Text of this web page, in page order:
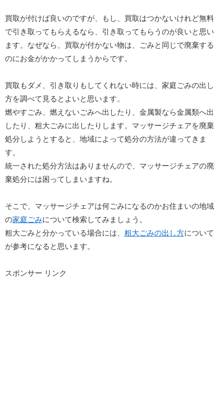
買取が付けば良いのですが、もし、買取はつかないけれど無料
で引き取ってもらえるなら、引き取ってもらうのが良いと思い
ます。なぜなら、買取が付かない物は、ごみと同じで廃棄する
のにお金がかかってしまうからです。
買取もダメ、引き取りもしてくれない時には、家庭ごみの出し
方を調べて見るとよいと思います。
燃やすごみ、燃えないごみへ出したり、金属製なら金属類へ出
したり、粗大ごみに出したりします。マッサージチェアを廃棄
処分しようとすると、地域によって処分の方法が違ってきま
す。
統一された処分方法はありませんので、マッサージチェアの廃
棄処分には困ってしまいますね。
そこで、マッサージチェアは何ごみになるのかお住まいの地域
の家庭ごみについて検索してみましょう。
粗大ごみと分かっている場合には、 粗大ごみの出し方について
が参考になると思います。
スポンサー リンク